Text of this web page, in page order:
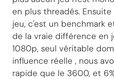
en plus threadés.
jeu, c'est un benchmark
de la vraie différence en
1080p, seul véritable
influence réelle , nous
rapide que le 3600, et